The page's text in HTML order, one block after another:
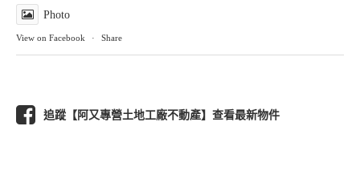
Photo
View on Facebook · Share
追蹤【阿又專營土地工廠不動產】查看最新物件